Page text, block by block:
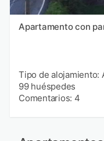
Apartamento con
Tipo de alojamiento:
99 huéspedes
Comentarios: 4